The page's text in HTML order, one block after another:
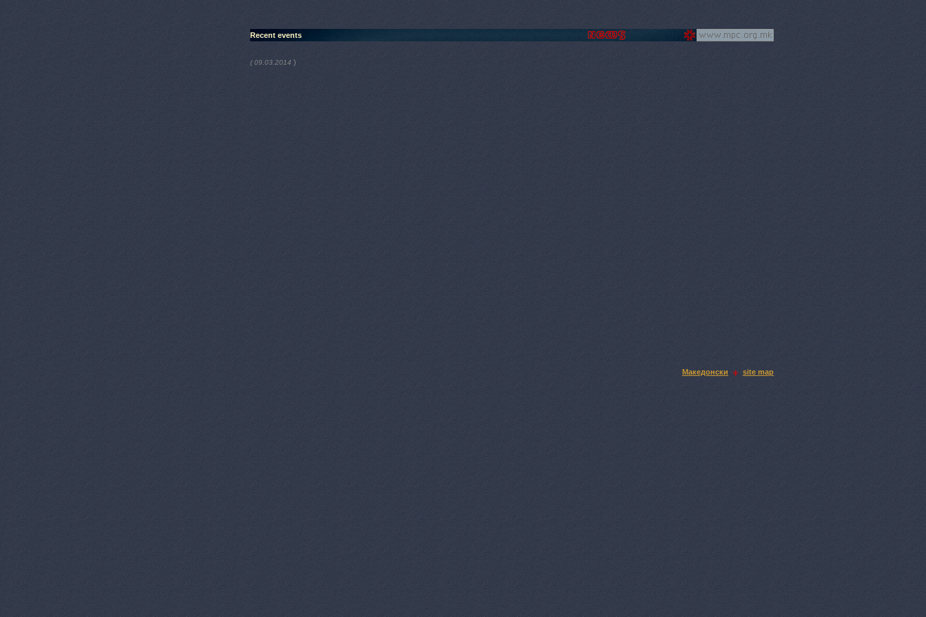
Recent events
( 09.03.2014 )
Македонски site map